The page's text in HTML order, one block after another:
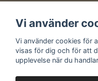
Sociala medier
Vi använder
Vi använder cookies för
visas för dig och för att
upplevelse när du